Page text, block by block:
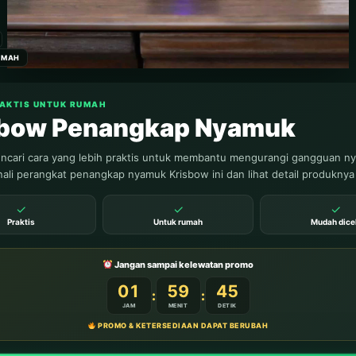
JPG BW(Black White) atau hitam putih dengan tema
anak dan pelajar.
6148 165.
1 Juta Buku Anak Digital Free Online dengan
UNTUK RUMAH
Penangkap Nyamuk
cara yang lebih praktis untuk membantu mengurangi gangguan
perangkat penangkap nyamuk Krisbow ini dan lihat detail
✓
Praktis
✓
Untuk rumah
✓
Mudah
Jangan sampai kelewatan promo
01
JAM
: 59
MENIT
: 43
DETIK
PROMO & KETERSEDIAAN DAPAT BERUBAH